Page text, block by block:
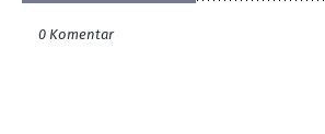
0 Komentar